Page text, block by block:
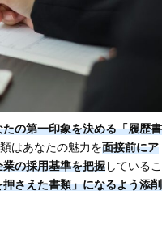
たの第一印象を決める「履歴書
はあなたの魅力を面接前にア
業の採用基準を把握しているこ
さえた書類」になるよう添削